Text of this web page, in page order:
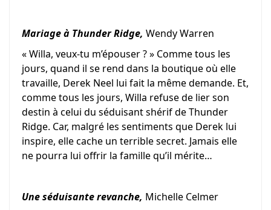
Mariage à Thunder Ridge, Wendy Warren
« Willa, veux-tu m’épouser ? » Comme tous les
jours, quand il se rend dans la boutique où elle
travaille, Derek Neel lui fait la même demande. Et,
comme tous les jours, Willa refuse de lier son
destin à celui du séduisant shérif de Thunder
Ridge. Car, malgré les sentiments que Derek lui
inspire, elle cache un terrible secret. Jamais elle
ne pourra lui offrir la famille qu’il mérite…
Une séduisante revanche, Michelle Celmer